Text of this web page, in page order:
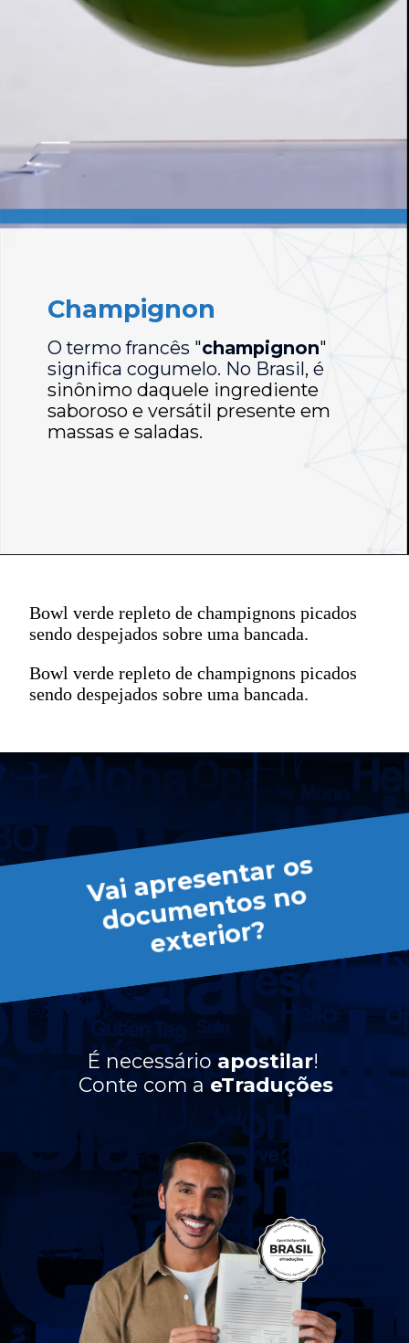
O termo francês "champignon"
significa cogumelo. No Brasil, é
sinônimo daquele ingrediente
saboroso e versátil presente em
massas e saladas.
Champignon
Bowl verde repleto de champignons picados
sendo despejados sobre uma bancada.
Bowl verde repleto de champignons picados
sendo despejados sobre uma bancada.
É necessárioapostilar!
Conte com a eTraduções
V
ai
a
pr
es
e
nt
ar
os
d
o
c
u
m
e
nt
os
n
o
e
xt
eri
or?